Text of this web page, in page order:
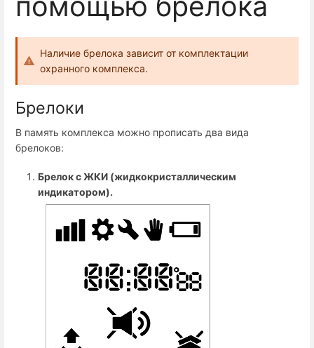
Наличие брелока зависит от комплектации
охранного комплекса.
Брелоки
В память комплекса можно прописать два вида
брелоков:
Брелок с ЖКИ (жидкокристаллическим
индикатором).